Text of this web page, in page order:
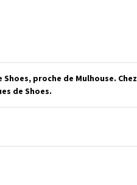
proche de Mulhouse. Chez
de Shoes.